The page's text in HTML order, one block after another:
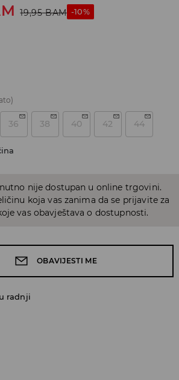
19,95 BAM -10%
36 38 40 42 44
nije dostupan u online trgovini.
koja vas zanima da se prijavite za
vas obavještava o dostupnosti.
OBAVIJESTI ME
radnji